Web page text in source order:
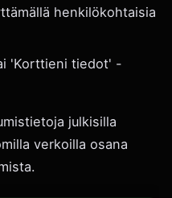
henkilökohtaisia
'Korttieni tiedot' -
julkisilla
verkoilla osana